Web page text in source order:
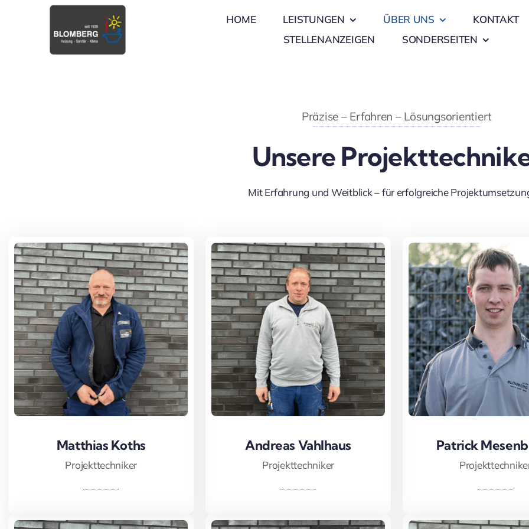
HOME LEISTUNGEN ÜBER UNS
KONTAKT
STELLENANZEIGEN
SONDERSEITEN
Präzise – Erfahren – Lösungsorientiert
Unsere
Mit Erfahrung und Weitblick – für erfolgreiche
Matthias Koths
Projekttechniker
Matthias Koths Andreas Vahlhaus
Projekttechniker
Andreas Vahlhaus Patrick
Patrick